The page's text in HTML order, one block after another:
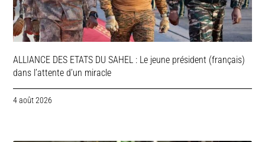
ALLIANCE DES ETATS DU SAHEL : Le jeune président (français)
dans l’attente d’un miracle
4 août 2026